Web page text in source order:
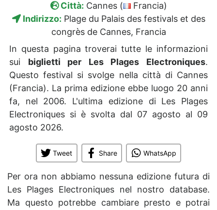
Città: Cannes (
Francia)
Indirizzo: Plage du Palais des festivals et des
congrès de Cannes, Francia
In questa pagina troverai tutte le informazioni
sui biglietti per Les Plages Electroniques.
Questo festival si svolge nella città di Cannes
(Francia). La prima edizione ebbe luogo 20 anni
fa, nel 2006. L'ultima edizione di Les Plages
Electroniques si è svolta dal 07 agosto al 09
agosto 2026.
Tweet Share WhatsApp
Per ora non abbiamo nessuna edizione futura di
Les Plages Electroniques nel nostro database.
Ma questo potrebbe cambiare presto e potrai